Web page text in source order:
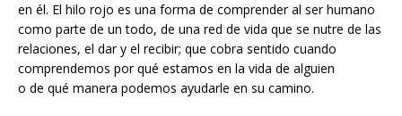
en él. El hilo rojo es una forma de comprender al ser humano
como parte de un todo, de una red de vida que se nutre de las
relaciones, el dar y el recibir; que cobra sentido cuando
comprendemos por qué estamos en la vida de alguien
o de qué manera podemos ayudarle en su camino.